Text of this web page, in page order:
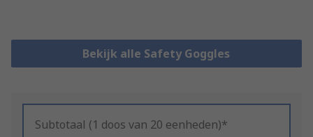
Bekijk alle Safety Goggles
Subtotaal (1 doos van 20 eenheden)*